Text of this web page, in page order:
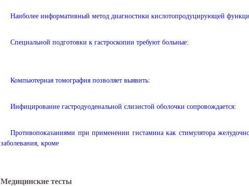
Наиболее информативный метод диагностики кислотопродуцирующей
Специальной подготовки к гастроскопии требуют больные:
Компьютерная томография позволяет выявить:
Инфицирование гастродуоденальной слизистой оболочки сопровождается:
Противопоказаниями при применении гистамина как стимулятора
заболевания, кроме
Медицинские тесты